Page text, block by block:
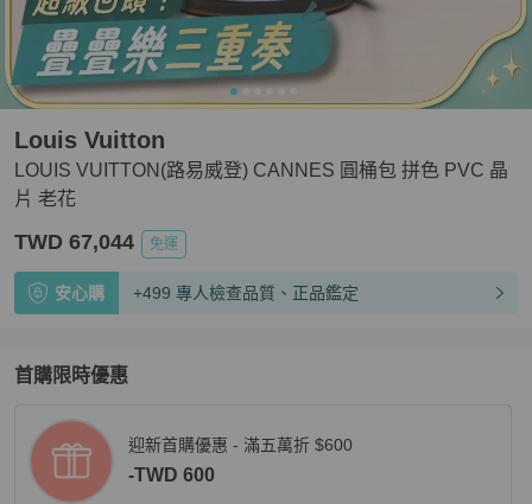
LOUIS VUITTON(路易威登) CANNES 圓桶包 拼色 PVC 晶
片 老花
Louis Vuitton
TWD 67,044 免運
安心購 +499 專人檢查品質、正品鑑定
首購限時優惠
迎新首購優惠 - 滿五萬折 $600
-TWD 600